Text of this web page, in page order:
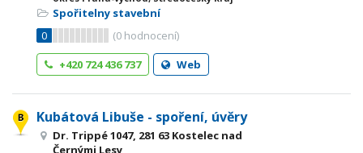
Spořitelny stavební
0
(0 hodnocení)
+420 724 436 737
Web
Kubátová Libuše - spoření, úvěry
Dr. Trippé 1047, 281 63 Kostelec nad
Černými Lesy